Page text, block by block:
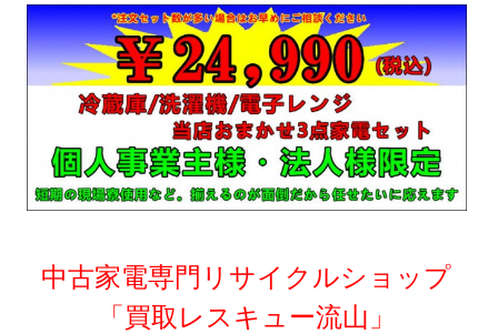
中古家電専門リサイクルショップ
「買取レスキュー流山」